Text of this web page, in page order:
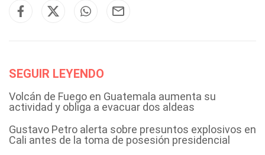
SEGUIR LEYENDO
Volcán de Fuego en Guatemala aumenta su
actividad y obliga a evacuar dos aldeas
Gustavo Petro alerta sobre presuntos explosivos en
Cali antes de la toma de posesión presidencial